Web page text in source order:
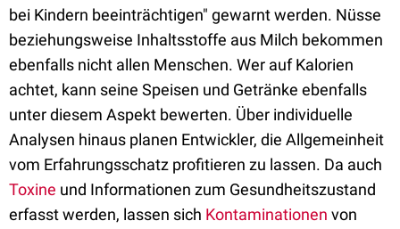
bei Kindern beeinträchtigen" gewarnt werden. Nüsse
beziehungsweise Inhaltsstoffe aus Milch bekommen
ebenfalls nicht allen Menschen. Wer auf Kalorien
achtet, kann seine Speisen und Getränke ebenfalls
unter diesem Aspekt bewerten. Über individuelle
Analysen hinaus planen Entwickler, die Allgemeinheit
vom Erfahrungsschatz profitieren zu lassen. Da auch
Toxine und Informationen zum Gesundheitszustand
erfasst werden, lassen sich Kontaminationen von